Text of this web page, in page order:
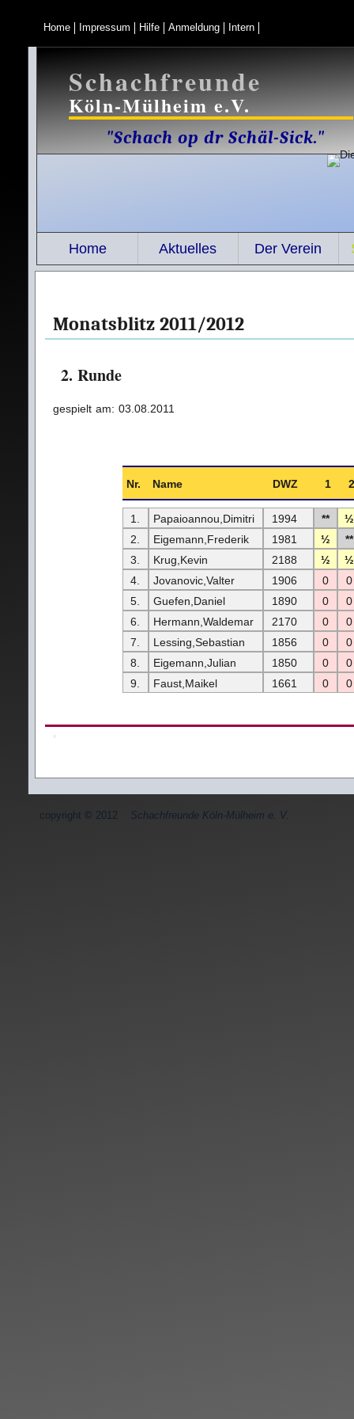
Home Impressum Hilfe Anmeldung Intern
Schachfreunde
Köln-Mülheim e.V.
"Schach op dr Schäl-Sick."
Home Aktuelles Der Verein
Monatsblitz 2011/2012
2. Runde
gespielt am: 03.08.2011
Nr. Name DWZ 1 2
1. Papaioannou,Dimitri 1994 **
½
2.
Eigemann,Frederik 1981 ½
**
3.
Krug,Kevin 2188 ½
½
4.
Jovanovic,Valter 1906 0
0
5.
Guefen,Daniel 1890 0
0
6.
Hermann,Waldemar 2170 0
0
7.
Lessing,Sebastian 1856 0
0
8.
Eigemann,Julian 1850 0
0
9.
Faust,Maikel 1661 0 0
copyright © 2012 Schachfreunde Köln-Mülheim e. V.